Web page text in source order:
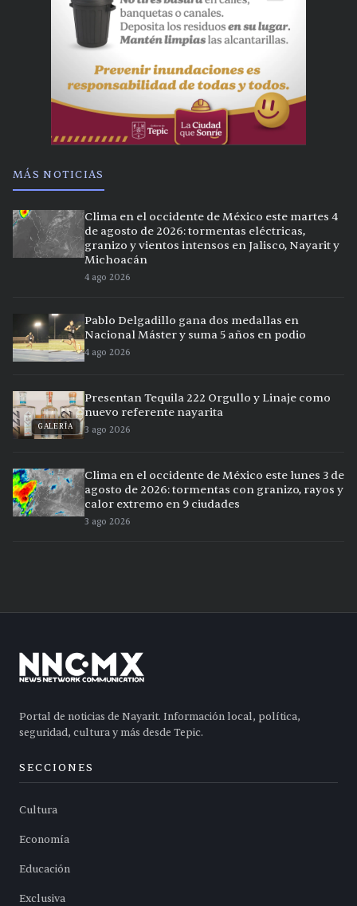
MÁS NOTICIAS
Clima en el occidente de México este martes 4
de agosto de 2026: tormentas eléctricas,
granizo y vientos intensos en Jalisco, Nayarit y
Michoacán
4 ago 2026
Pablo Delgadillo gana dos medallas en
Nacional Máster y suma 5 años en podio
4 ago 2026
GALERÍA
Presentan Tequila 222 Orgullo y Linaje como
nuevo referente nayarita
3 ago 2026
Clima en el occidente de México este lunes 3 de
agosto de 2026: tormentas con granizo, rayos y
calor extremo en 9 ciudades
3 ago 2026
Portal de noticias de Nayarit. Información local, política,
seguridad, cultura y más desde Tepic.
SECCIONES
Cultura
Economía
Educación
Exclusiva